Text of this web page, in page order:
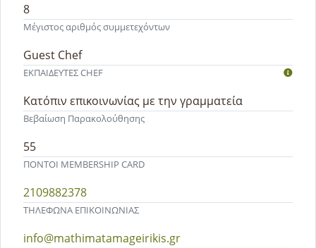
Μέγιστος αριθμός συμμετεχόντων
8
ΕΚΠΑΙΔΕΥΤEΣ CHEF
Guest Chef
Βεβαίωση Παρακολούθησης
Κατόπιν επικοινωνίας με την γραμματεία
ΠΟΝΤΟΙ MEMBERSHIP CARD
55
ΤΗΛΕΦΩΝΑ ΕΠΙΚΟΙΝΩΝΙΑΣ
2109882378
info@mathimatamageirikis.gr